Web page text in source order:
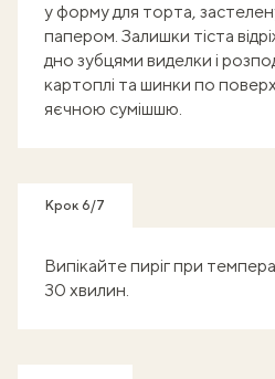
у форму для торта,
папером. Залишки тіста
дно зубцями виделки і
картоплі та шинки по
яєчною сумішшю.
Крок 6/7
Випікайте пиріг при
30 хвилин.